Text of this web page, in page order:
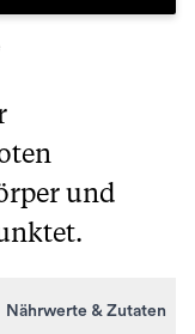
und
Nährwerte & Zutaten